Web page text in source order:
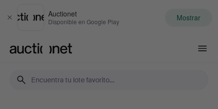
Cerrar
Auctionet
Disponible en Google Play Mostrar